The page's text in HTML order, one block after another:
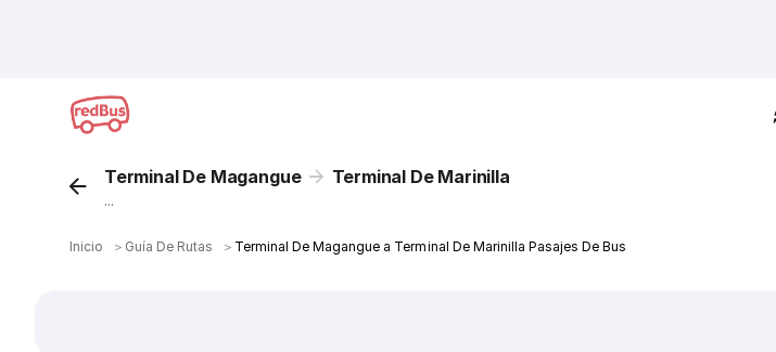
Terminal De Magangue Terminal De Marinilla
...
Inicio ＞ Guía De Rutas ＞ Terminal De Magangue a Terminal De Marinilla Pasajes De Bus